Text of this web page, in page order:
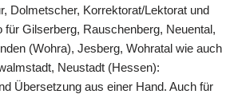
Dolmetscher, Korrektorat/Lektorat und
für Gilserberg, Rauschenberg, Neuental,
(Wohra), Jesberg, Wohratal wie auch
Neustadt (Hessen):
Übersetzung aus einer Hand. Auch für